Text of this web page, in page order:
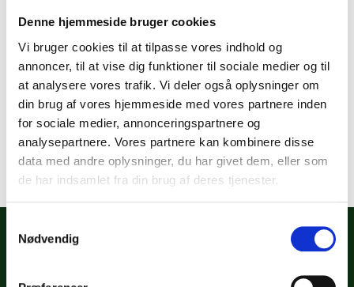
Denne hjemmeside bruger cookies
Vi bruger cookies til at tilpasse vores indhold og
annoncer, til at vise dig funktioner til sociale medier og til
at analysere vores trafik. Vi deler også oplysninger om
din brug af vores hjemmeside med vores partnere inden
for sociale medier, annonceringspartnere og
analysepartnere. Vores partnere kan kombinere disse
data med andre oplysninger, du har givet dem, eller som
de har indsamlet fra din brug af deres tjenester.
Nødvendig
Se andre lignende varer
Se andre varer fra samme stand
Del link til denne vare